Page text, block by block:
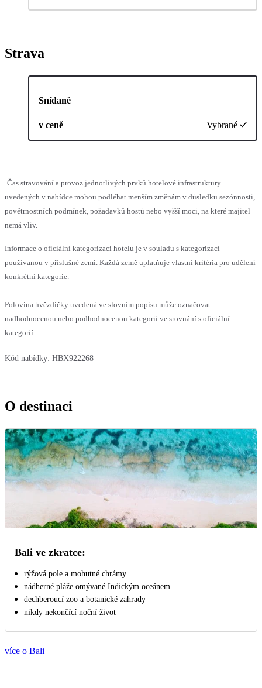
Strava
Snídaně
v ceně Vybrané
Čas stravování a provoz jednotlivých prvků hotelové infrastruktury
uvedených v nabídce mohou podléhat menším změnám v důsledku sezónnosti,
povětrnostních podmínek, požadavků hostů nebo vyšší moci, na které majitel
nemá vliv.
Informace o oficiální kategorizaci hotelu je v souladu s kategorizací
používanou v příslušné zemi. Každá země uplatňuje vlastní kritéria pro udělení
konkrétní kategorie.
Polovina hvězdičky uvedená ve slovním popisu může označovat
nadhodnocenou nebo podhodnocenou kategorii ve srovnání s oficiální
kategorií.
Kód nabídky: HBX922268
O destinaci
Bali ve zkratce:
rýžová pole a mohutné chrámy
nádherné pláže omývané Indickým oceánem
dechberoucí zoo a botanické zahrady
nikdy nekončící noční život
více o Bali